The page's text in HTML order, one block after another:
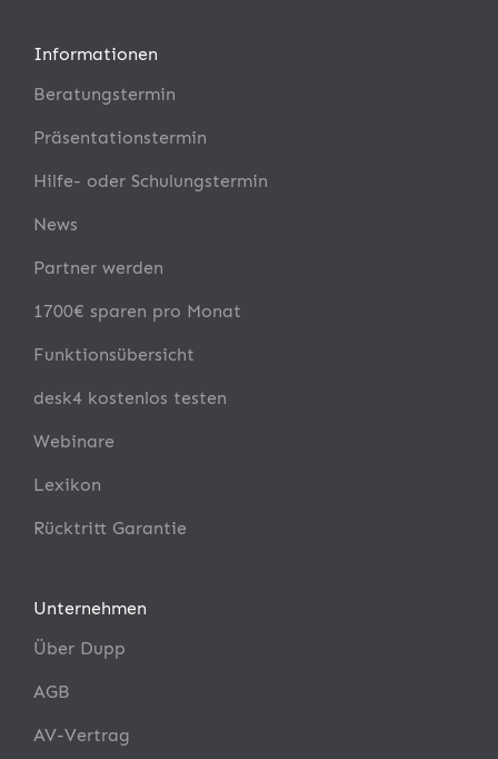
Informationen
Beratungstermin
Präsentationstermin
Hilfe- oder Schulungstermin
News
Partner werden
1700€ sparen pro Monat
Funktionsübersicht
desk4 kostenlos testen
Webinare
Lexikon
Rücktritt Garantie
Unternehmen
Über Dupp
AGB
AV-Vertrag